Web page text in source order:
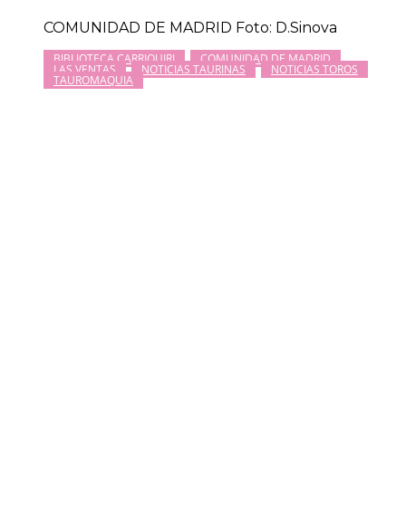
COMUNIDAD DE MADRID Foto: D.Sinova
BIBLIOTECA CARRIQUIRI COMUNIDAD DE MADRID
LAS VENTAS NOTICIAS TAURINAS NOTICIAS TOROS
TAUROMAQUIA